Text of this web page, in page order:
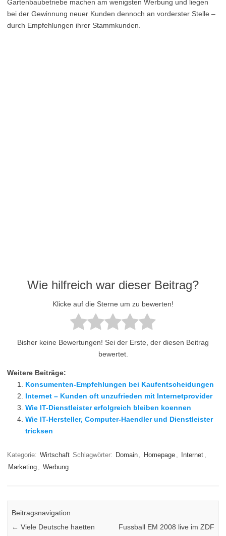
Gartenbaubetriebe machen am wenigsten Werbung und liegen
bei der Gewinnung neuer Kunden dennoch an vorderster Stelle –
durch Empfehlungen ihrer Stammkunden.
Wie hilfreich war dieser Beitrag?
Klicke auf die Sterne um zu bewerten!
Bisher keine Bewertungen! Sei der Erste, der diesen Beitrag
bewertet.
Weitere Beiträge:
Konsumenten-Empfehlungen bei Kaufentscheidungen
Internet – Kunden oft unzufrieden mit Internetprovider
Wie IT-Dienstleister erfolgreich bleiben koennen
Wie IT-Hersteller, Computer-Haendler und Dienstleister
tricksen
Kategorie: Wirtschaft Schlagwörter: Domain , Homepage , Internet ,
Marketing , Werbung
Beitragsnavigation
← Viele Deutsche haetten
Fussball EM 2008 live im ZDF